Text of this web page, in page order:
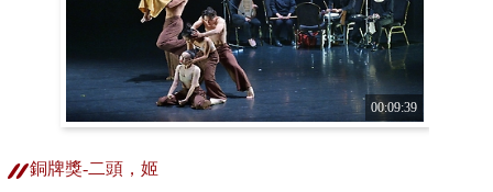
00:09:39
銅牌獎-二頭，姬